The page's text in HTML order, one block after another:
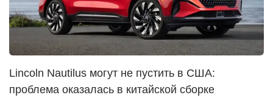
Lincoln Nautilus могут не пустить в США:
проблема оказалась в китайской сборке